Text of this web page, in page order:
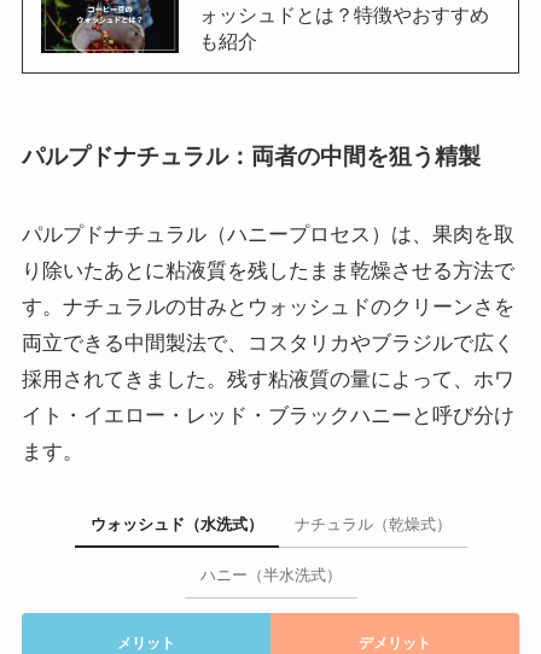
ォッシュドとは？特徴やおすすめ
も紹介
パルプドナチュラル：両者の中間を狙う精製
パルプドナチュラル（ハニープロセス）は、果肉を取
り除いたあとに粘液質を残したまま乾燥させる方法で
す。ナチュラルの甘みとウォッシュドのクリーンさを
両立できる中間製法で、コスタリカやブラジルで広く
採用されてきました。残す粘液質の量によって、ホワ
イト・イエロー・レッド・ブラックハニーと呼び分け
ます。
ウォッシュド（水洗式） ナチュラル（乾燥式）
ハニー（半水洗式）
メリット デメリット